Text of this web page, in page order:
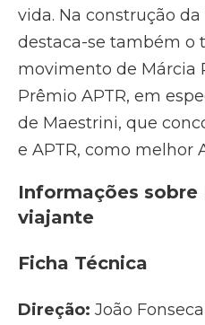
vida. Na construção
destaca-se também o
movimento de Márcia
Prêmio APTR, em
de Maestrini, que
e APTR, como melhor
Informações sobre
viajante
Ficha Técnica
Direção: João Fonseca